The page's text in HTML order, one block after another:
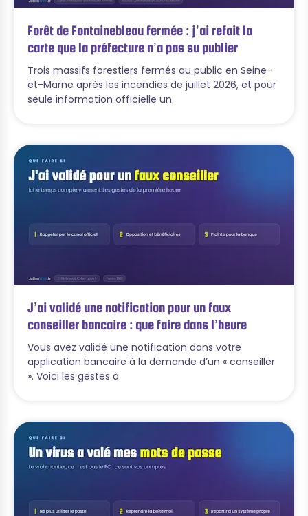
Forêt de Fontainebleau fermée : j’ai refait la
carte que la préfecture n’a pas su publier
Trois massifs forestiers fermés au public en Seine-
et-Marne après les incendies de juillet 2026, et pour
seule information officielle un
J’ai validé une notification pour un faux
conseiller bancaire : que faire dans l’heure
Vous avez validé une notification dans votre
application bancaire à la demande d’un « conseiller
». Voici les gestes à